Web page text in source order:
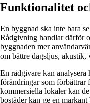
Funktionalitet
En byggnad ska inte bara
Rådgivning handlar därför
byggnaden mer
om bättre dagsljus,
En rådgivare kan analysera
förändringar som förbättrar
kommersiella lokaler kan
bostäder kan ge en